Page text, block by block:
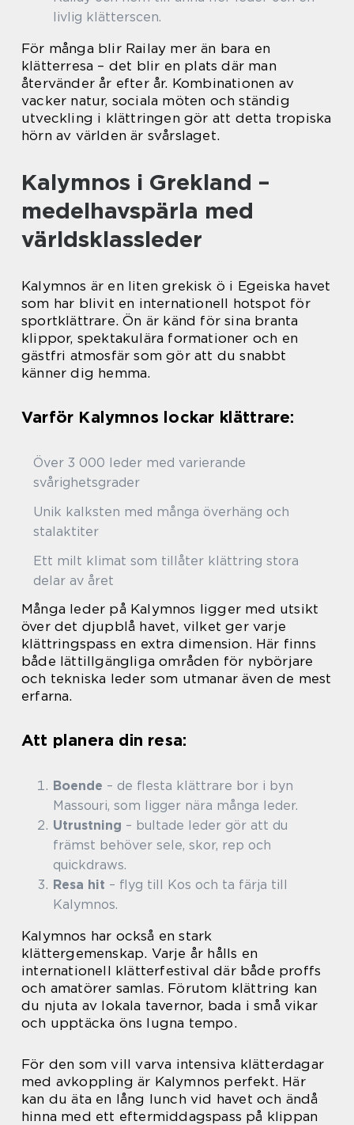
livlig klätterscen.
För många blir Railay mer än bara en
klätterresa – det blir en plats där man
återvänder år efter år. Kombinationen av
vacker natur, sociala möten och ständig
utveckling i klättringen gör att detta tropiska
hörn av världen är svårslaget.
Kalymnos i Grekland –
medelhavspärla med
världsklassleder
Kalymnos är en liten grekisk ö i Egeiska havet
som har blivit en internationell hotspot för
sportklättrare. Ön är känd för sina branta
klippor, spektakulära formationer och en
gästfri atmosfär som gör att du snabbt
känner dig hemma.
Varför Kalymnos lockar klättrare:
Över 3 000 leder med varierande
svårighetsgrader
Unik kalksten med många överhäng och
stalaktiter
Ett milt klimat som tillåter klättring stora
delar av året
Många leder på Kalymnos ligger med utsikt
över det djupblå havet, vilket ger varje
klättringspass en extra dimension. Här finns
både lättillgängliga områden för nybörjare
och tekniska leder som utmanar även de mest
erfarna.
Att planera din resa:
Boende – de flesta klättrare bor i byn
Massouri, som ligger nära många leder.
Utrustning – bultade leder gör att du
främst behöver sele, skor, rep och
quickdraws.
Resa hit – flyg till Kos och ta färja till
Kalymnos.
Kalymnos har också en stark
klättergemenskap. Varje år hålls en
internationell klätterfestival där både proffs
och amatörer samlas. Förutom klättring kan
du njuta av lokala tavernor, bada i små vikar
och upptäcka öns lugna tempo.
För den som vill varva intensiva klätterdagar
med avkoppling är Kalymnos perfekt. Här
kan du äta en lång lunch vid havet och ändå
hinna med ett eftermiddagspass på klippan